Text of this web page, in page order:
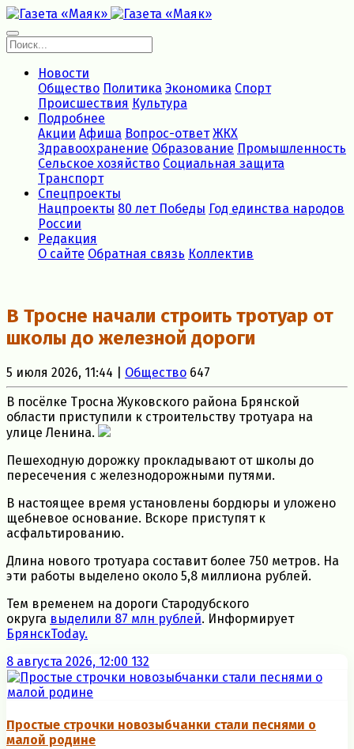
Новости
Общество Политика Экономика Спорт
Происшествия Культура
Подробнее
Акции Афиша Вопрос-ответ ЖКХ
Здравоохранение Образование Промышленность
Сельское хозяйство Социальная защита
Транспорт
Спецпроекты
Нацпроекты 80 лет Победы Год единства народов
России
Редакция
О сайте Обратная связь Коллектив
В Тросне начали строить тротуар от
школы до железной дороги
5 июля 2026, 11:44 | Общество 647
В посёлке Тросна Жуковского района Брянской
области приступили к строительству тротуара на
улице Ленина.
Пешеходную дорожку прокладывают от школы до
пересечения с железнодорожными путями.
В настоящее время установлены бордюры и уложено
щебневое основание. Вскоре приступят к
асфальтированию.
Длина нового тротуара составит более 750 метров. На
эти работы выделено около 5,8 миллиона рублей.
Тем временем на дороги Стародубского
округа выделили 87 млн рублей. Информирует
БрянскToday.
8 августа 2026, 12:00 132
Простые строчки новозыбчанки стали песнями о
малой родине